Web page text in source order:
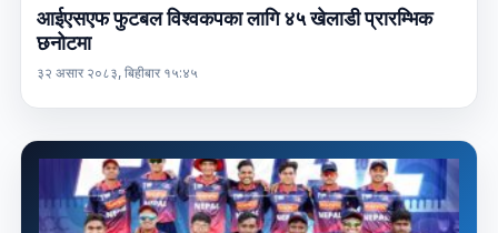
आईएसएफ फुटबल विश्वकपका लागि ४५ खेलाडी प्रारम्भिक
छनोटमा
३२ असार २०८३, बिहीबार १५:४५